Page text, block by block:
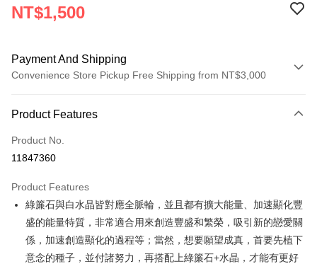
NT$1,500
Payment And Shipping
Convenience Store Pickup Free Shipping from NT$3,000
Credit Card (Full Payment)
Convenience Store Pickup and Pay
Apple Pay
JKOPAY
Easy Wallet
Product Features
Product No.
11847360
Product Features
綠簾石與白水晶皆對應全脈輪，並且都有擴大能量、加速顯化豐
盛的能量特質，非常適合用來創造豐盛和繁榮，吸引新的戀愛關
係，加速創造顯化的過程等；當然，想要願望成真，首要先植下
意念的種子，並付諸努力，再搭配上綠簾石+水晶，才能有更好